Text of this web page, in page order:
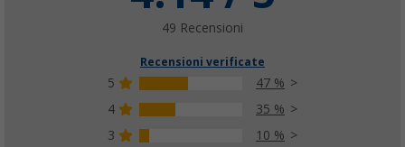
49 Recensioni
Recensioni verificate
5
47 %
4
35 %
3
10 %